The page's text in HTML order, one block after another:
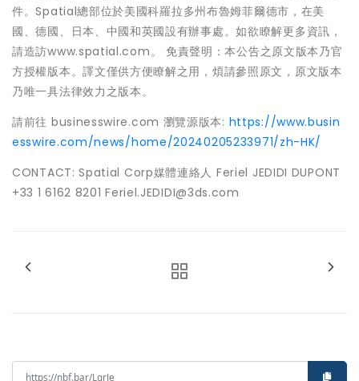
件。Spatial總部位於美國科羅拉多州布魯姆菲爾德市，在美
國、德國、日本、中國和英國設有辦事處。如欲瞭解更多資訊，
請造訪www.spatial.com。 免責聲明：本公告之原文版本乃官
方授權版本。譯文僅供方便瞭解之用，煩請參照原文，原文版本
乃唯一具法律效力之版本。
請前往 businesswire.com 瀏覽源版本: https://www.busin
esswire.com/news/home/20240205233971/zh-HK/
CONTACT: Spatial Corp媒體連絡人 Feriel JEDIDI DUPONT
+33 1 6162 8201 Feriel.JEDIDI@3ds.com